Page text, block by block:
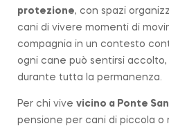
protezione, con spazi
cani di vivere momenti di
compagnia in un contesto
ogni cane può sentirsi
durante tutta la permanenza.
Per chi vive vicino a Ponte
pensione per cani di piccola o